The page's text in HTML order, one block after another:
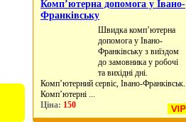
Комп’ютерна допомога у Івано-
Франківську
Швидка комп’ютерна
допомога у Івано-
Франківську з виїздом
до замовника у робочі
та вихідні дні.
Комп’ютерний сервіс, Івано-Франківськ.
Комп’ютерні ...
Ціна: 150